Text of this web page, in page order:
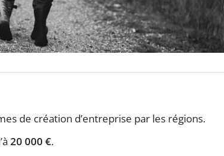
de création d’entreprise par les régions.
20 000 €.